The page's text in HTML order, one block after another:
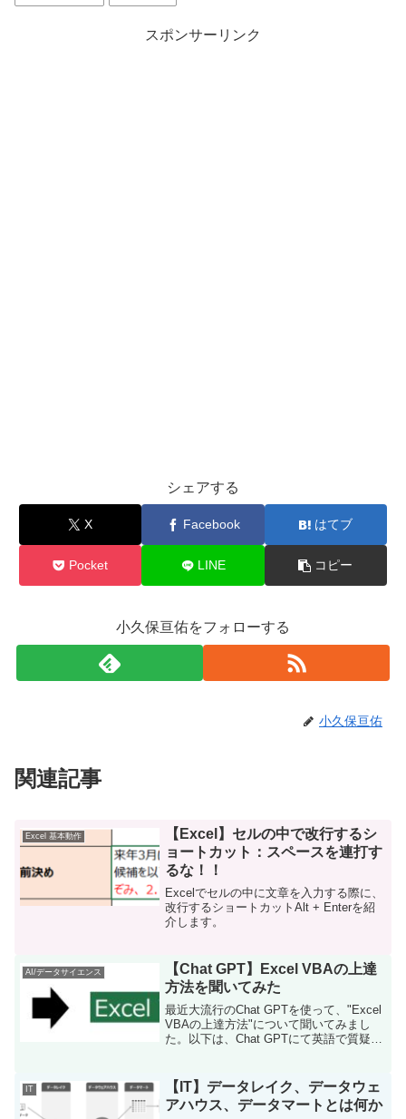
スポンサーリンク
シェアする
X Facebook はてブ
Pocket LINE コピー
小久保亘佑をフォローする
小久保亘佑
関連記事
Excel 基本動作
【Excel】セルの中で改行するシ
ョートカット：スペースを連打す
るな！！
Excelでセルの中に文章を入力する際に、
改行するショートカットAlt + Enterを紹
介します。
AI/データサイエンス
【Chat GPT】Excel VBAの上達
方法を聞いてみた
最近大流行のChat GPTを使って、"Excel
VBAの上達方法"について聞いてみまし
た。以下は、Chat GPTにて英語で質疑応
IT
【IT】データレイク、データウェ
アハウス、データマートとは何か